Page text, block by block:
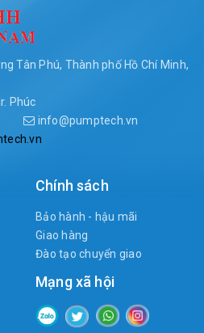
Tân Phú, Thành phố Hồ Chí Minh,
Phúc
info@pumptech.vn
Chính sách
Bảo hành - hậu mãi
Giao hàng
Đào tạo chuyển giao
Mạng xã hội